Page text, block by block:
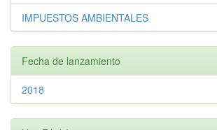
IMPUESTOS AMBIENTALES
Fecha de lanzamiento
2018